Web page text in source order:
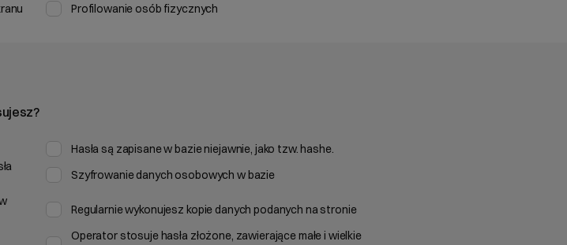
Profilowanie osób fizycznych
Hasła są zapisane w bazie niejawnie, jako tzw. hashe.
Szyfrowanie danych osobowych w bazie
Regularnie wykonujesz kopie danych podanych na stronie
Operator stosuje hasła złożone, zawierające małe i wielkie